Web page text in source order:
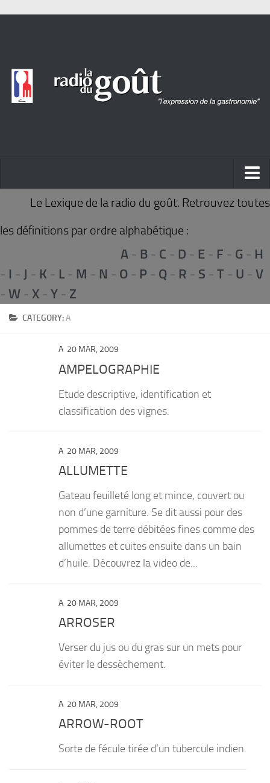
ACTUALITÉ
LIVRES
PRODUITS
RECETTES
Desserts
Le Lexique de la radio du goût. Retrouvez toutes
les définitions par ordre alphabétique :
A - B - C - D - E - F - G - H
- I - J - K - L - M - N - O - P - Q - R - S - T - U - V
- W - X - Y - Z
CATEGORY:A
A 20 MAR, 2009
AMPELOGRAPHIE
Etude descriptive, identification et
classification des vignes.
A 20 MAR, 2009
ALLUMETTE
Gateau feuilleté long et mince, couvert ou
non d’une garniture. Se dit aussi pour des
pommes de terre débitées fines comme des
allumettes et cuites ensuite dans un bain
d’huile. Découvrez la video de...
A 20 MAR, 2009
ARROSER
Verser du jus ou du gras sur un mets pour
éviter le dessèchement.
A 20 MAR, 2009
ARROW-ROOT
Sorte de fécule tirée d’un tubercule indien.